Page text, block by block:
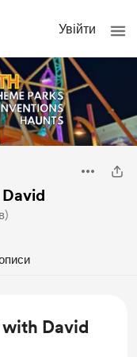
Увійти
with David